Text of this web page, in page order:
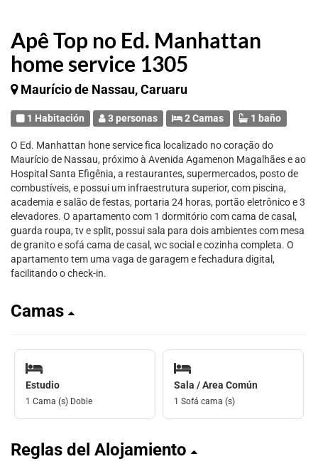
Apê Top no Ed. Manhattan
home service 1305
Maurício de Nassau, Caruaru
1 Habitación 3 personas 2 Camas 1 baño
O Ed. Manhattan hone service fica localizado no coração do
Maurício de Nassau, próximo à Avenida Agamenon Magalhães e ao
Hospital Santa Efigênia, a restaurantes, supermercados, posto de
combustíveis, e possui um infraestrutura superior, com piscina,
academia e salão de festas, portaria 24 horas, portão eletrônico e 3
elevadores. O apartamento com 1 dormitório com cama de casal,
guarda roupa, tv e split, possui sala para dois ambientes com mesa
de granito e sofá cama de casal, wc social e cozinha completa. O
apartamento tem uma vaga de garagem e fechadura digital,
facilitando o check-in.
Camas
Estudio
1 Cama (s) Doble
Sala / Area Común
1 Sofá cama (s)
Reglas del Alojamiento